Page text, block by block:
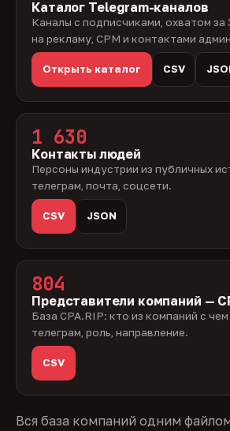
Каталог Telegram-каналов
Каналы с подписчиками, охватом за
на рекламу, CPM и контактами
Открыть каталог CSV
1 630
Контакты людей
Персоны индустрии из публичных
телеграм, почта, соцсети.
CSV JSON
804
Представители компаний —
База CPA.RIP: кто из компаний с
телеграм, роль, направление.
CSV
Вся база компаний одним